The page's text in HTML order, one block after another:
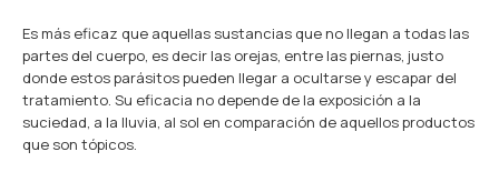
Es más eficaz que aquellas sustancias que no llegan a todas las
partes del cuerpo, es decir las orejas, entre las piernas, justo
donde estos parásitos pueden llegar a ocultarse y escapar del
tratamiento. Su eficacia no depende de la exposición a la
suciedad, a la lluvia, al sol en comparación de aquellos productos
que son tópicos.